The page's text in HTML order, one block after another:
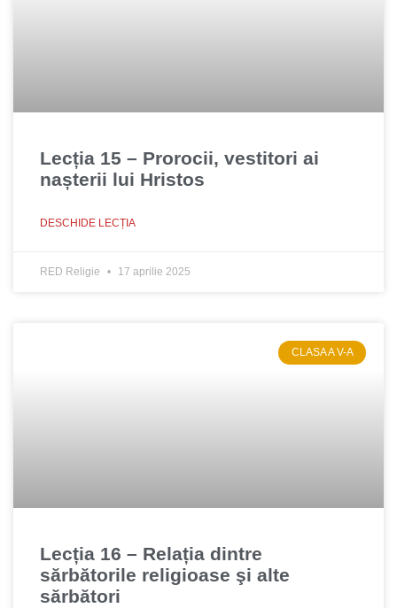
Lecția 15 – Prorocii, vestitori ai
nașterii lui Hristos
DESCHIDE LECȚIA
RED Religie 17 aprilie 2025
CLASA A V-A
Lecția 16 – Relația dintre
sărbătorile religioase şi alte
sărbători